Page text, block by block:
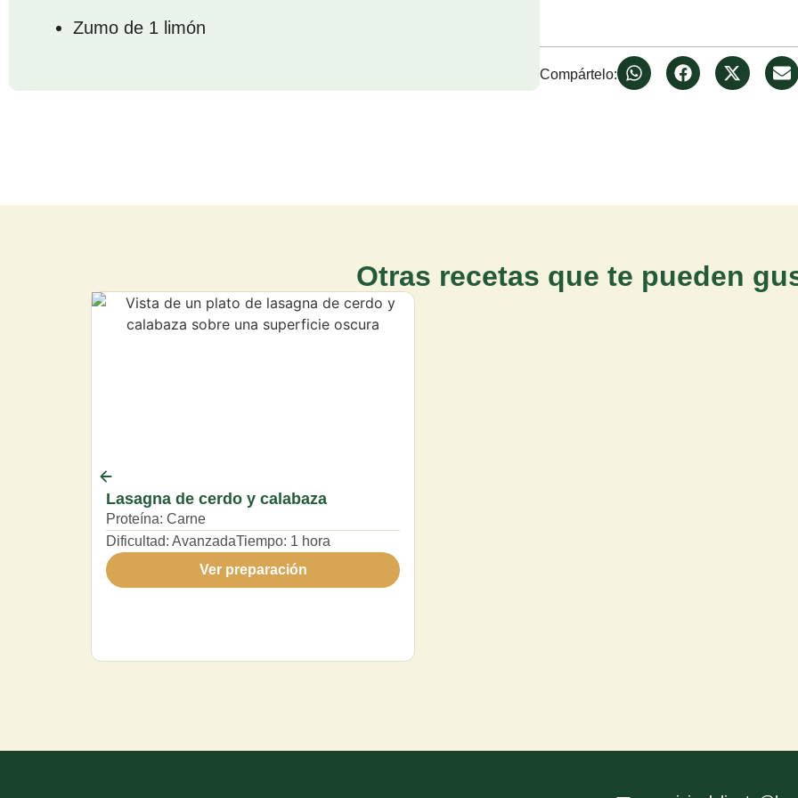
Zumo de 1 limón
Compártelo:
Otras recetas que te pueden
Lasagna de cerdo y calabaza
Proteína: Carne
Dificultad: AvanzadaTiempo: 1 hora
Ver preparación